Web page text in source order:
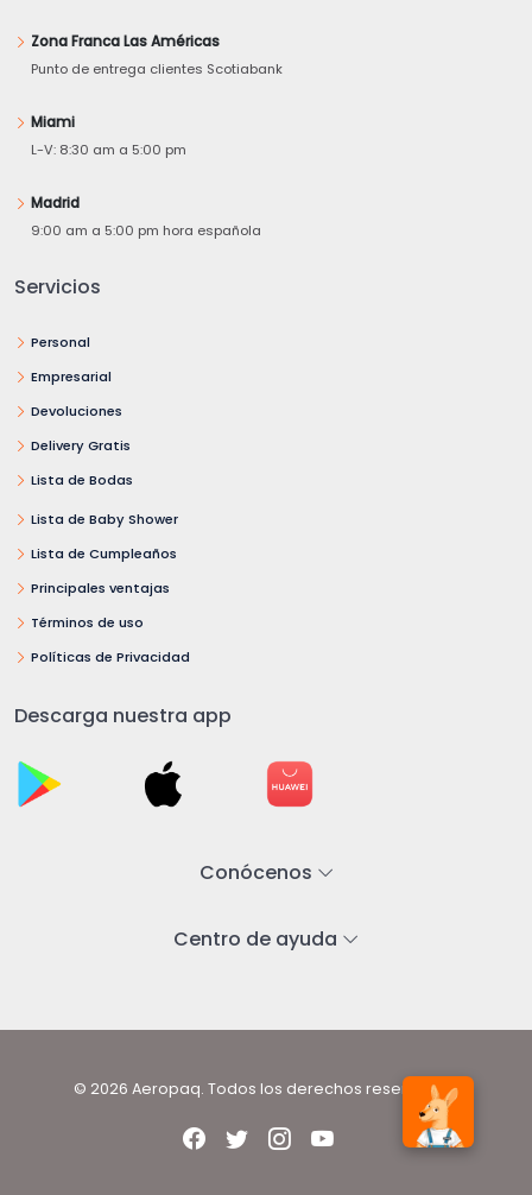
Zona Franca Las Américas
Punto de entrega clientes Scotiabank
Miami
L-V: 8:30 am a 5:00 pm
Madrid
9:00 am a 5:00 pm hora española
Servicios
Personal
Empresarial
Devoluciones
Delivery Gratis
Lista de Bodas
Lista de Baby Shower
Lista de Cumpleaños
Principales ventajas
Términos de uso
Políticas de Privacidad
Descarga nuestra app
Conócenos
Centro de ayuda
© 2026 Aeropaq. Todos los derechos reservados.